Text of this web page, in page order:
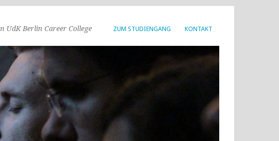
ZUM STUDIENGANG KONTAKT
UdK Berlin Career College